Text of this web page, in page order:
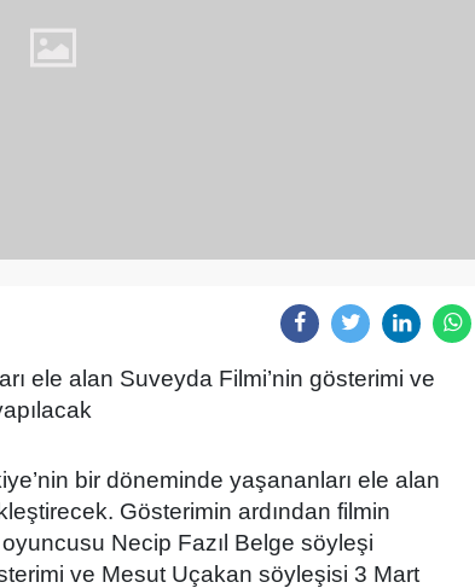
ele alan Suveyda Filmi’nin gösterimi ve
bir döneminde yaşananları ele alan
Gösterimin ardından filmin
Necip Fazıl Belge söyleşi
ve Mesut Uçakan söyleşisi 3 Mart